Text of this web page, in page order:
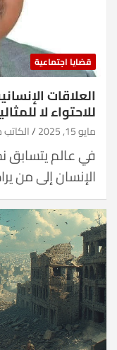
قضايا اجتماعية
العلاقات
للاحتواء لا
مايو 15, 2025
في عالم يتسابق
الإنسان إلى من